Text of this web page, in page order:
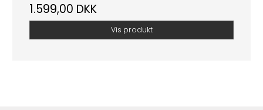
1.599,00 DKK
Vis produkt